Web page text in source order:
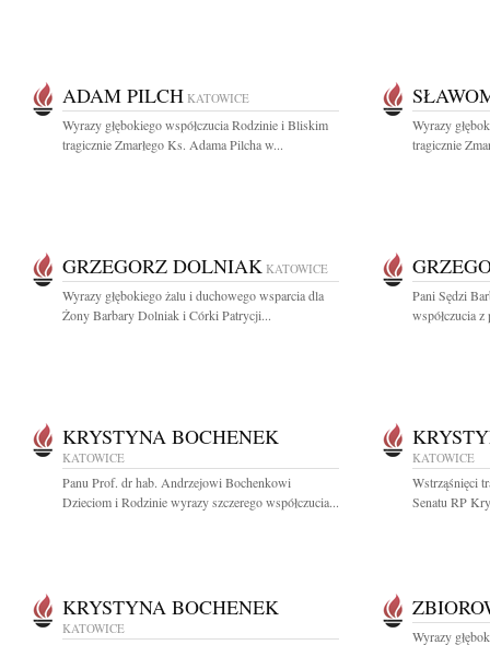
ADAM PILCH KATOWICE
Wyrazy głębokiego współczucia Rodzinie i Bliskim
tragicznie Zmarłego Ks. Adama Pilcha w...
Wyrazy
tragicznie
GRZEGORZ DOLNIAK KATOWICE
Wyrazy głębokiego żalu i duchowego wsparcia dla
Żony Barbary Dolniak i Córki Patrycji...
Pani Sędzi
współczucia
KRYSTYNA BOCHENEK
KATOWICE
Panu Prof. dr hab. Andrzejowi Bochenkowi
Dzieciom i Rodzinie wyrazy szczerego współczucia...
KATOWICE
Wstrząśnięci
Senatu RP
KRYSTYNA BOCHENEK
KATOWICE
Wyrazy